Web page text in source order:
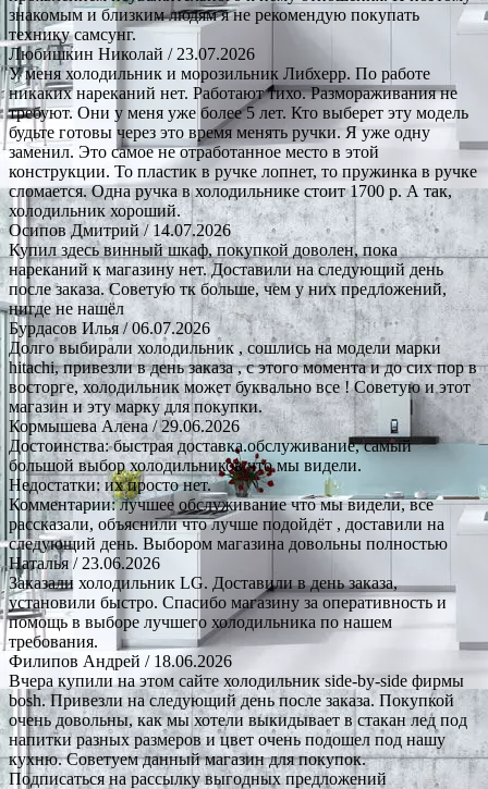
знакомым и близким людям я не рекомендую покупать
технику самсунг.
Любишкин Николай / 23.07.2026
У меня холодильник и морозильник Либхерр. По работе
никаких нареканий нет. Работают тихо. Размораживания не
требуют. Они у меня уже более 5 лет. Кто выберет эту модель
будьте готовы через это время менять ручки. Я уже одну
заменил. Это самое не отработанное место в этой
конструкции. То пластик в ручке лопнет, то пружинка в ручке
сломается. Одна ручка в холодильнике стоит 1700 р. А так,
холодильник хороший.
Осипов Дмитрий/ 14.07.2026
Купил здесь винный шкаф, покупкой доволен, пока
нареканий к магазину нет. Доставили на следующий день
после заказа. Советую тк больше, чем у них предложений,
нигде не нашёл
Бурдасов Илья/ 06.07.2026
Долго выбирали холодильник , сошлись на модели марки
hitachi, привезли в день заказа , с этого момента и до сих пор в
восторге, холодильник может буквально все ! Советую и этот
магазин и эту марку для покупки.
Кормышева Алена/ 29.06.2026
Достоинства: быстрая доставка.обслуживание, самый
большой выбор холодильников что мы видели.
Недостатки: их просто нет.
Комментарии: лучшее обслуживание что мы видели, все
рассказали, объяснили что лучше подойдёт , доставили на
следующий день. Выбором магазина довольны полностью
Наталья/ 23.06.2026
Заказали холодильник LG. Доставили в день заказа,
установили быстро. Спасибо магазину за оперативность и
помощь в выборе лучшего холодильника по нашем
требования.
Филипов Андрей / 18.06.2026
Вчера купили на этом сайте холодильник side-by-side фирмы
bosh. Привезли на следующий день после заказа. Покупкой
очень довольны, как мы хотели выкидывает в стакан лед под
напитки разных размеров и цвет очень подошел под нашу
кухню. Советуем данный магазин для покупок.
Подписаться на рассылку выгодных предложений